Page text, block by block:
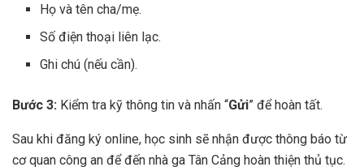
Họ và tên cha/mẹ.
Số điện thoại liên lạc.
Ghi chú (nếu cần).
Bước 3: Kiểm tra kỹ thông tin và nhấn “Gửi” để hoàn tất.
Sau khi đăng ký online, học sinh sẽ nhận được thông báo từ
cơ quan công an để đến nhà ga Tân Cảng hoàn thiện thủ tục.